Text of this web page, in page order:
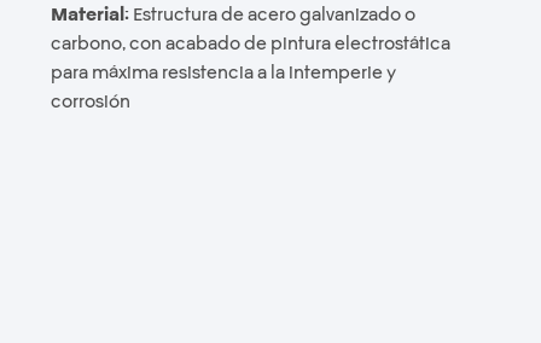
Material:Estructura de acero galvanizado o
carbono, con acabado de pintura electrostática
para máxima resistencia a la intemperie y
corrosión